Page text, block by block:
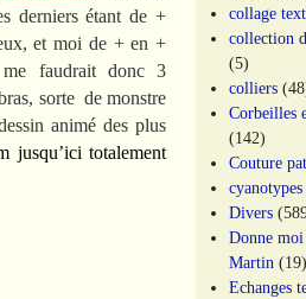
derniers étant de +
et moi de + en +
faudrait donc 3
sorte de monstre
animé des plus
jusqu’ici totalement
collage
collection
(5)
colliers
Corbeilles
(142)
Couture
cyanotypes
Divers
Donne
Martin (19)
Echanges